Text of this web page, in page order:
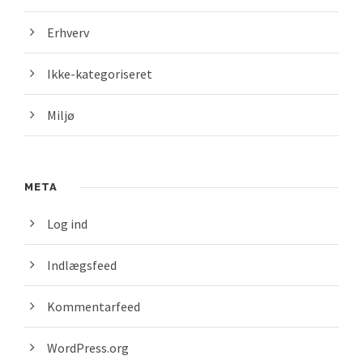
Erhverv
Ikke-kategoriseret
Miljø
META
Log ind
Indlægsfeed
Kommentarfeed
WordPress.org